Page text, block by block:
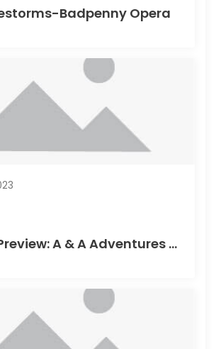
Badpenny Opera
Comiclist Preview: A & A Adventures of Archerin ja Armstrong#11